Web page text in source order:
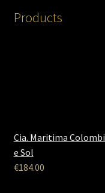
Products
Cia. Maritima
e Sol
€184.00